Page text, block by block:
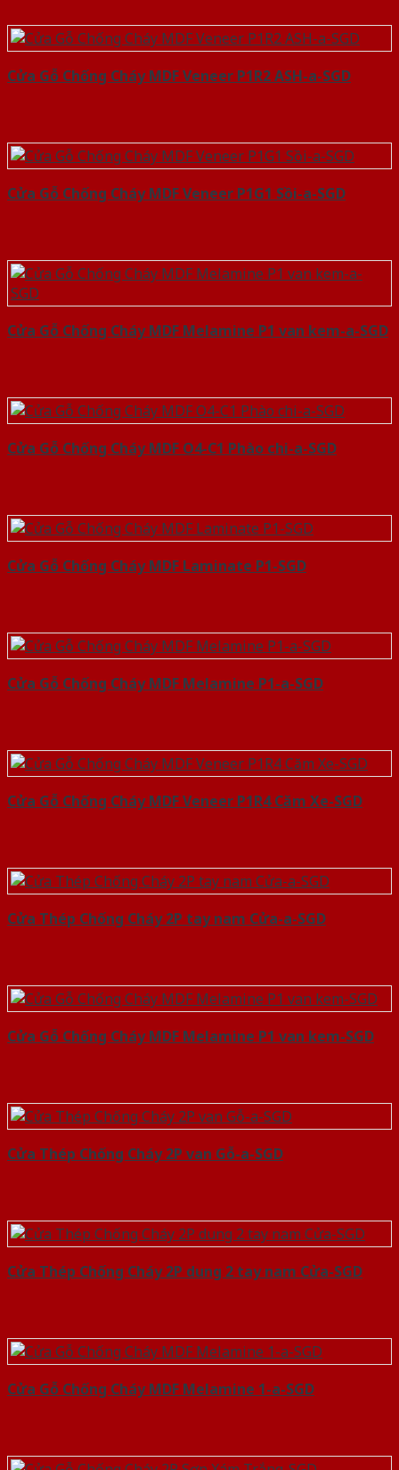
Cửa Gỗ Chống Cháy MDF Veneer P1R2 ASH-a-SGD
Cửa Gỗ Chống Cháy MDF Veneer P1G1 Sồi-a-SGD
Cửa Gỗ Chống Cháy MDF Melamine P1 van kem-a-SGD
Cửa Gỗ Chống Cháy MDF O4-C1 Phào chi-a-SGD
Cửa Gỗ Chống Cháy MDF Laminate P1-SGD
Cửa Gỗ Chống Cháy MDF Melamine P1-a-SGD
Cửa Gỗ Chống Cháy MDF Veneer P1R4 Căm Xe-SGD
Cửa Thép Chống Cháy 2P tay nam Cửa-a-SGD
Cửa Gỗ Chống Cháy MDF Melamine P1 van kem-SGD
Cửa Thép Chống Cháy 2P van Gỗ-a-SGD
Cửa Thép Chống Cháy 2P dung 2 tay nam Cửa-SGD
Cửa Gỗ Chống Cháy MDF Melamine 1-a-SGD